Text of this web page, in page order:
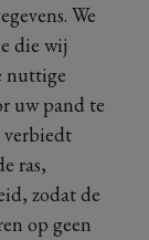
We
die wij
nuttige
uw pand te
verbiedt
ras,
zodat de
op geen